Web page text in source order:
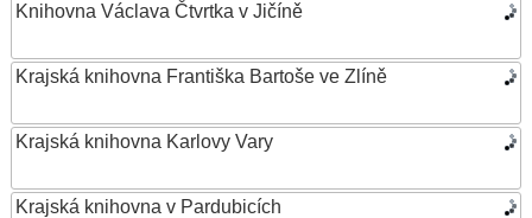
Knihovna Václava Čtvrtka v Jičíně
Krajská knihovna Františka Bartoše ve Zlíně
Krajská knihovna Karlovy Vary
Krajská knihovna v Pardubicích